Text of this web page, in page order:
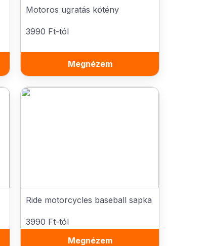
Motoros ugratás kötény
3990 Ft-tól
Megnézem
Ride motorcycles baseball sapka
3990 Ft-tól
Megnézem